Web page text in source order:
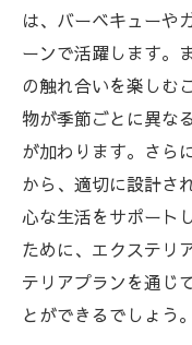
は、バーベキューや
ーンで活躍します。
の触れ合いを楽しむ
物が季節ごとに異な
が加わります。さら
から、適切に設計さ
心な生活をサポート
ために、エクステリ
テリアプランを通じ
とができるでしょう。